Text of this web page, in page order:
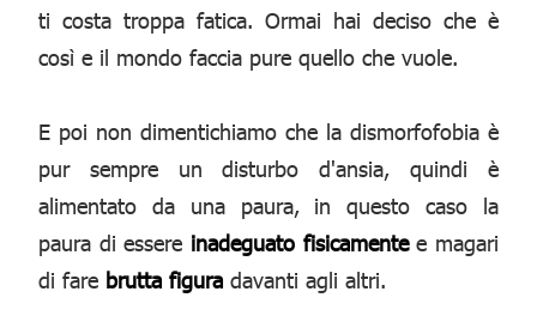
ti costa troppa fatica. Ormai hai deciso che è
così e il mondo faccia pure quello che vuole.
E poi non dimentichiamo che la dismorfofobia è
pur sempre un disturbo d'ansia, quindi è
alimentato da una paura, in questo caso la
paura di essere inadeguato fisicamentee magari
di fare brutta figura davanti agli altri.